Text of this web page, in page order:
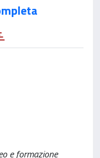
e formazione